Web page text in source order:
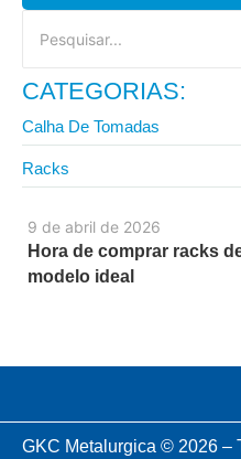
9 de abril de 2026
Hora de comprar racks
modelo ideal
CATEGORIAS:
Calha De Tomadas
Racks
GKC Metalurgica © 2026 –